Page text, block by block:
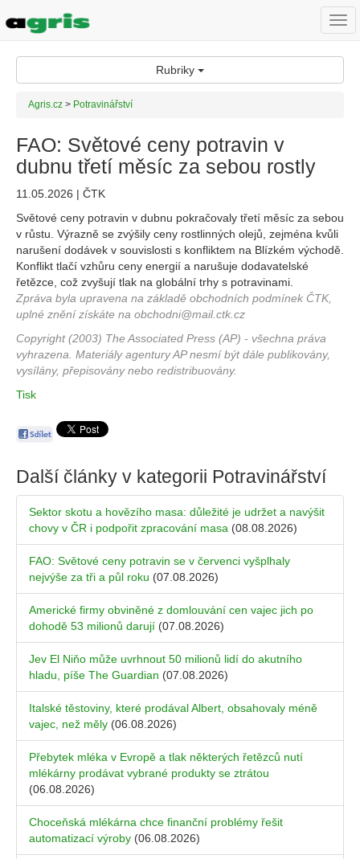
Rubriky
Agris.cz > Potravinářství
FAO: Světové ceny potravin v
dubnu třetí měsíc za sebou rostly
11.05.2026 | ČTK
Světové ceny potravin v dubnu pokračovaly třetí měsíc za sebou
v růstu. Výrazně se zvýšily ceny rostlinných olejů, zejména kvůli
narušení dodávek v souvislosti s konfliktem na Blízkém východě.
Konflikt tlačí vzhůru ceny energií a narušuje dodavatelské
řetězce, což zvyšují tlak na globální trhy s potravinami.
Zpráva byla upravena na základě obchodních podmínek ČTK,
uplné znění získáte na obchodni@mail.ctk.cz
Copyright (2003) The Associated Press (AP) - všechna práva
vyhrazena. Materiály agentury AP nesmí být dále publikovány,
vysílány, přepisovány nebo redistribuovány.
Tisk
Další články v kategorii Potravinářství
Sektor skotu a hovězího masa: důležité je udržet a navýšit
chovy v ČR i podpořit zpracování masa (08.08.2026)
FAO: Světové ceny potravin se v červenci vyšplhaly
nejvýše za tři a půl roku (07.08.2026)
Americké firmy obviněné z domlouvání cen vajec jich po
dohodě 53 milionů darují (07.08.2026)
Jev El Niňo může uvrhnout 50 milionů lidí do akutního
hladu, píše The Guardian (07.08.2026)
Italské těstoviny, které prodával Albert, obsahovaly méně
vajec, než měly (06.08.2026)
Přebytek mléka v Evropě a tlak některých řetězců nutí
mlékárny prodávat vybrané produkty se ztrátou
(06.08.2026)
Choceňská mlékárna chce finanční problémy řešit
automatizací výroby (06.08.2026)